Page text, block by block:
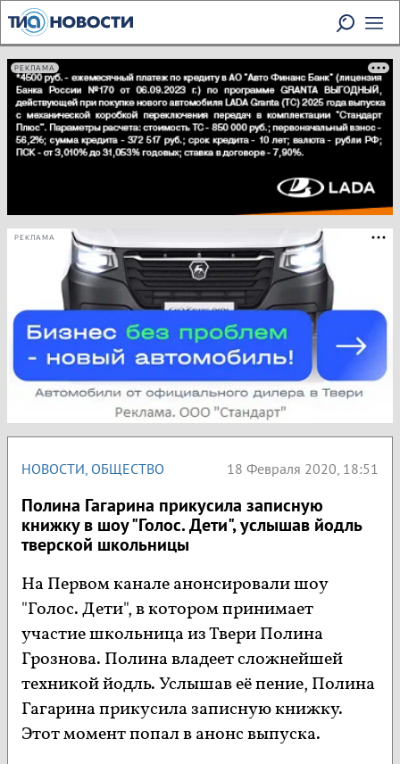
РЕКЛАМА
РЕКЛАМА
НОВОСТИ, ОБЩЕСТВО 18 Февраля 2020, 18:51
Полина Гагарина прикусила записную
книжку в шоу "Голос. Дети", услышав йодль
тверской школьницы
На Первом канале анонсировали шоу
"Голос. Дети", в котором принимает
участие школьница из Твери Полина
Грознова. Полина владеет сложнейшей
техникой йодль. Услышав её пение, Полина
Гагарина прикусила записную книжку.
Этот момент попал в анонс выпуска.